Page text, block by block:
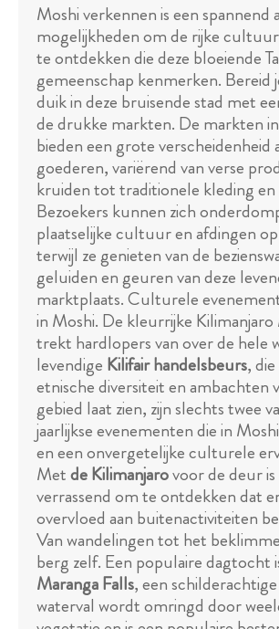
Moshi verkennen is een
mogelijkheden om de rijke
te ontdekken die deze bloeiende
gemeenschap kenmerken. Bereid
duik in deze bruisende stad met
de drukke markten. De markten
bieden een grote verscheidenheid
goederen, variërend van verse
kruiden tot traditionele kleding en
Bezoekers kunnen zich
plaatselijke cultuur en afdingen
terwijl ze genieten van de
geluiden en geuren van deze
marktplaats. Culturele
in Moshi. De kleurrijke
trekt hardlopers van over de hele
levendige Kilifair handelsbeurs,
etnische diversiteit en ambachten
gebied laat zien, zijn slechts twee
jaarlijkse evenementen die in
en een onvergetelijke culturele
Metde Kilimanjarovoor de deur
verrassend om te ontdekken dat
overvloed aan buitenactiviteiten
Van wandelingen tot het
berg zelf. Een populaire dagtocht
Maranga Falls, een
waterval wordt omringd door